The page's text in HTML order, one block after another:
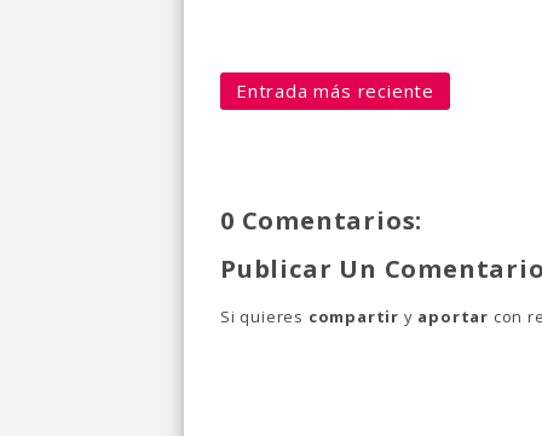
Entrada más reciente
0 Comentarios:
Publicar Un
Si quieres compartir y aportar con